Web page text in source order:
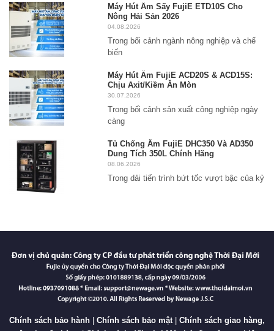
Máy Hút Ẩm Sấy FujiE ETD10S Cho
Nông Hải Sản 2026
04.08.2026
Trong bối cảnh ngành nông nghiệp và chế
biến
Máy Hút Ẩm FujiE ACD20S & ACD15S:
Chịu Axit/Kiềm Ăn Mòn
30.07.2026
Trong bối cảnh sản xuất công nghiệp ngày
càng
Tủ Chống Ẩm FujiE DHC350 Và AD350
Dung Tích 350L Chính Hãng
08.06.2026
Trong dải tiến trình bứt tốc vượt bậc của kỷ
Chính sách bảo hành | Chính sách bảo mật | Chính sách giao hàng,